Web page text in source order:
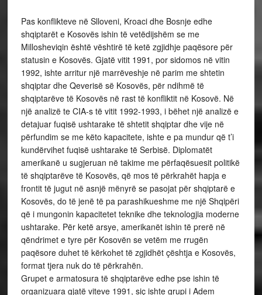
Pas konflikteve në Slloveni, Kroaci dhe Bosnje edhe
shqiptarët e Kosovës ishin të vetëdijshëm se me
Millosheviqin është vështirë të ketë zgjidhje paqësore për
statusin e Kosovës. Gjatë vitit 1991, por sidomos në vitin
1992, ishte arritur një marrëveshje në parim me shtetin
shqiptar dhe Qeverisë së Kosovës, për ndihmë të
shqiptarëve të Kosovës në rast të konfliktit në Kosovë. Në
një analizë te CIA-s të vitit 1992-1993, i bëhet një analizë e
detajuar fuqisë ushtarake të shtetit shqiptar dhe vije në
përfundim se me këto kapacitete, ishte e pa mundur që t’i
kundërvihet fuqisë ushtarake të Serbisë. Diplomatët
amerikanë u sugjeruan në takime me përfaqësuesit politikë
të shqiptarëve të Kosovës, që mos të përkrahët hapja e
frontit të jugut në asnjë mënyrë se pasojat për shqiptarë e
Kosovës, do të jenë të pa parashikueshme me një Shqipëri
që i mungonin kapacitetet teknike dhe teknologjia moderne
ushtarake. Për ketë arsye, amerikanët ishin të prerë në
qëndrimet e tyre për Kosovën se vetëm me rrugën
paqësore duhet të kërkohet të zgjidhët çështja e Kosovës,
format tjera nuk do të përkrahën.
Grupet e armatosura të shqiptarëve edhe pse ishin të
organizuara gjatë viteve 1991, siç ishte grupi i Adem